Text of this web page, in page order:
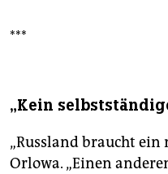
***
„Kein
„Russland braucht ein
Orlowa. „Einen